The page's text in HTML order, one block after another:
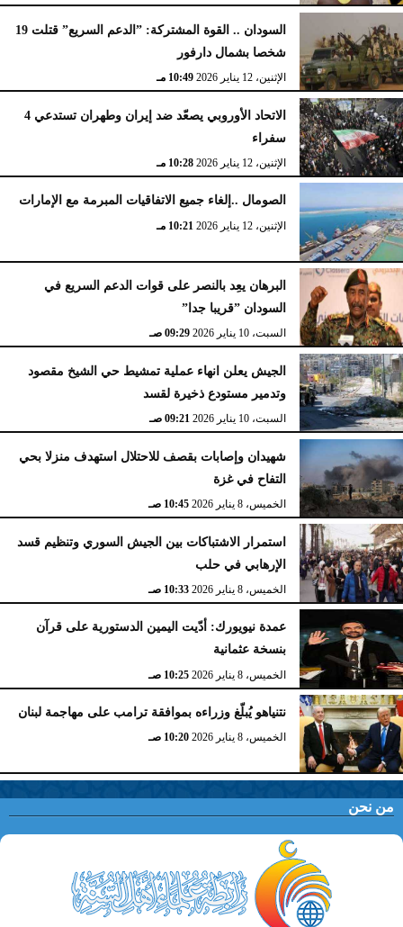
السودان .. القوة المشتركة: ”الدعم السريع” قتلت 19
شخصا بشمال دارفور
الإثنين، 12 يناير 2026 10:49 مـ
الاتحاد الأوروبي يصعّد ضد إيران وطهران تستدعي 4
سفراء
الإثنين، 12 يناير 2026 10:28 مـ
الصومال ..إلغاء جميع الاتفاقيات المبرمة مع الإمارات
الإثنين، 12 يناير 2026 10:21 مـ
البرهان يعِد بالنصر على قوات الدعم السريع في
السودان ”قريبا جدا”
السبت، 10 يناير 2026 09:29 صـ
الجيش يعلن انهاء عملية تمشيط حي الشيخ مقصود
وتدمير مستودع ذخيرة لقسد
السبت، 10 يناير 2026 09:21 صـ
شهيدان وإصابات بقصف للاحتلال استهدف منزلا بحي
التفاح في غزة
الخميس، 8 يناير 2026 10:45 صـ
استمرار الاشتباكات بين الجيش السوري وتنظيم قسد
الإرهابي في حلب
الخميس، 8 يناير 2026 10:33 صـ
عمدة نيويورك: أدّيت اليمين الدستورية على قرآن
بنسخة عثمانية
الخميس، 8 يناير 2026 10:25 صـ
نتنياهو يُبلّغ وزراءه بموافقة ترامب على مهاجمة لبنان
الخميس، 8 يناير 2026 10:20 صـ
من نحن